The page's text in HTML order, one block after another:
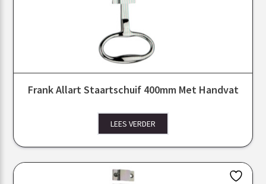
Frank Allart Staartschuif 400mm Met Handvat
LEES VERDER